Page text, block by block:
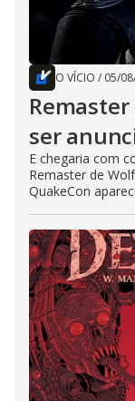
O VÍCIO / 05/
ser
E chegaria com
Remaster de
QuakeCon